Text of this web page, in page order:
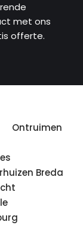
met ons
offerte.
Ontruimen
Breda